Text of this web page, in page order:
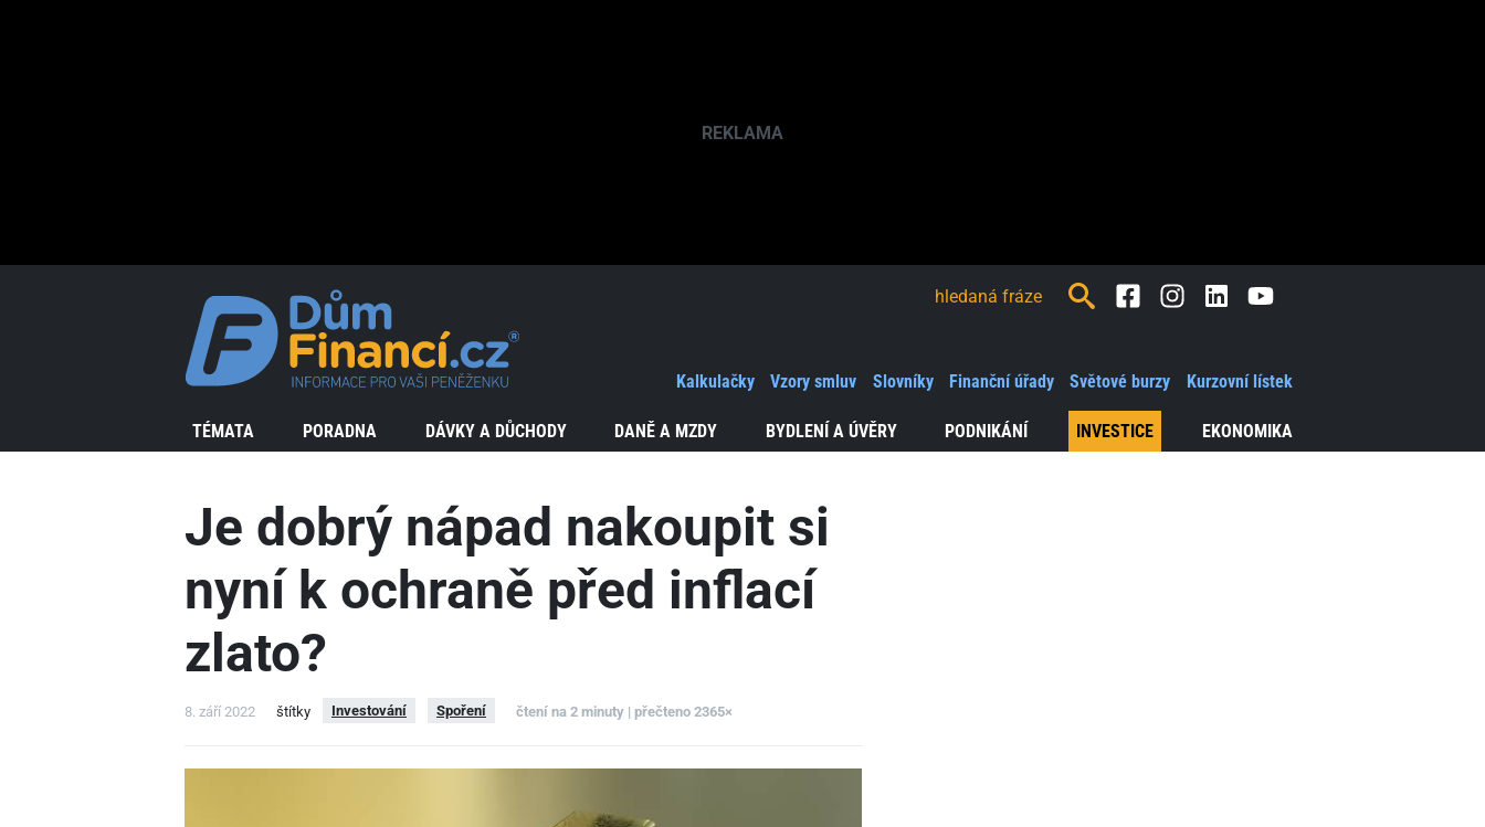
TÉMATA PORADNA DÁVKY A DŮCHODY DANĚ A MZDY BYDLENÍ A ÚVĚRY PODNIKÁNÍ INVESTICE EKONOMIKA
Kalkulačky Vzory smluv Slovníky Finanční úřady Světové burzy Kurzovní lístek
FacebookInstagramLinkedInYoutube
Je dobrý nápad nakoupit si
nyní k ochraně před inflací
zlato?
8. září 2022 štítky Investování Spoření čtení na 2 minuty | přečteno 2365×